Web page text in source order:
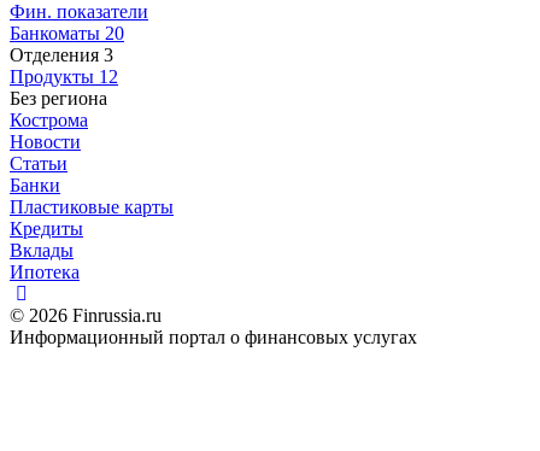
Фин. показатели
Банкоматы 20
Отделения 3
Продукты 12
Без региона
Кострома
Новости
Статьи
Банки
Пластиковые карты
Кредиты
Вклады
Ипотека
© 2026 Finrussia.ru
Информационный портал о финансовых услугах